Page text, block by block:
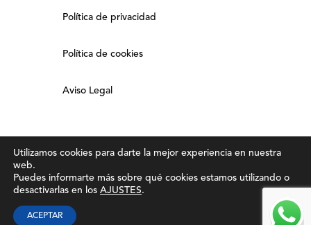
Política de privacidad
Política de cookies
Aviso Legal
Utilizamos cookies para darte la mejor experiencia en nuestra
web.
Puedes informarte más sobre qué cookies estamos utilizando o
desactivarlas en los AJUSTES.
ACEPTAR